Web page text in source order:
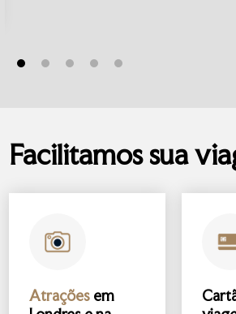
Facilitamos sua
Atrações em